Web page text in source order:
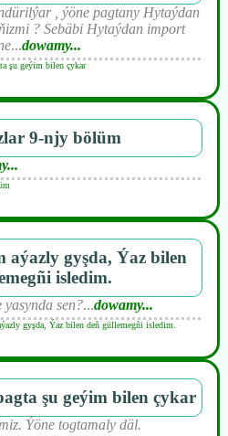
, ýöne pagtany Hytaýdan
? Sebäbi Hytaýdan import
...dowamy...
şu geýim bilen çykar
9-njy bölüm
aýazly gyşda, Ýaz bilen
isledim.
sen?...dowamy...
gyşda, Ýaz bilen deñ güllemegñi isledim.
şu geýim bilen çykar
Ýöne togtamaly däl.